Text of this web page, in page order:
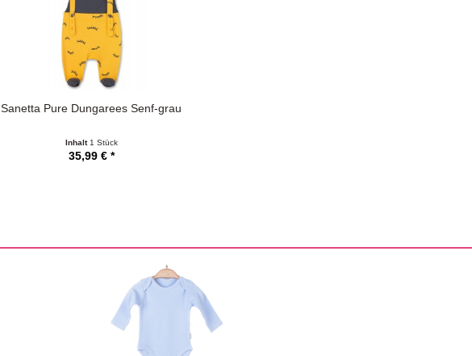
Sanetta Pure Dungarees Senf-grau
Inhalt 1 Stück
35,99 € *